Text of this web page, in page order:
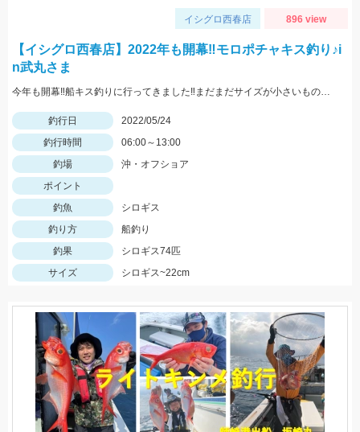
イシグロ西春店 896 view
【イシグロ西春店】2022年も開幕‼モロポチャキス釣り♪i
n武丸さま
今年も開幕‼船キス釣りに行ってきました‼まだまだサイズが小さいものも混じりますが、ハリは8～10号の方が掛かりがよくオススメですよ‼
釣行日
2022/05/24
釣行時間
06:00～13:00
釣場
沖・オフショア
ポイント
釣魚
シロギス
釣り方
船釣り
釣果
シロギス74匹
サイズ
シロギス~22cm